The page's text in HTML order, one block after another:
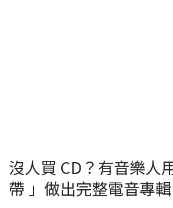
沒人買 CD？有音樂人
帶 」做出完整電音專輯